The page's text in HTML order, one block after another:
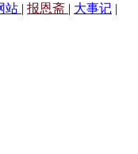
站 | 报恩斋 | 大事记 |